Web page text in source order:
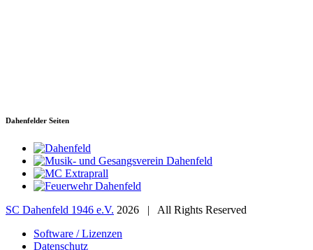
Dahenfelder Seiten
SC Dahenfeld 1946 e.V. 2026 | All Rights Reserved
Software / Lizenzen
Datenschutz